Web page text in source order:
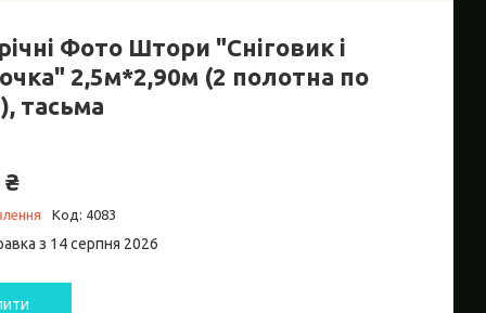
Фото Штори "Сніговик і
2,5м*2,90м (2 полотна по
тасьма
Код: 4083
з 14 серпня 2026